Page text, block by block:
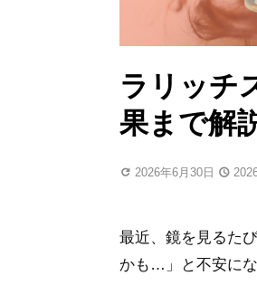
ラリッチ
果まで解
2026年6月30日
最近、鏡を見るた
かも…」と不安にな